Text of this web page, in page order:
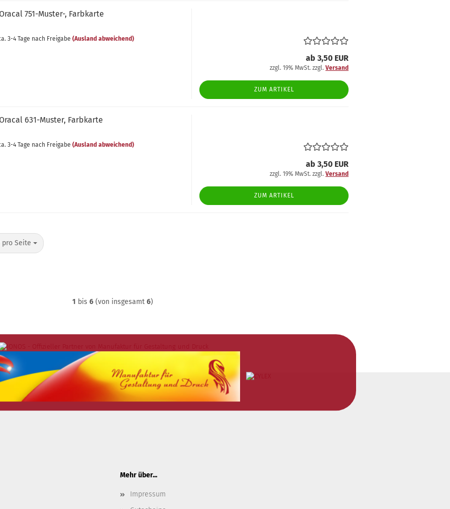
751-​Muster-​, Farb­kar­te
3-4 Tage nach Freigabe (Ausland abweichend)
ab 3,50 EUR
zzgl. 19% MwSt. zzgl. Versand
ZUM ARTIKEL
631-​Mus­ter, Farb­kar­te
3-4 Tage nach Freigabe (Ausland abweichend)
ab 3,50 EUR
zzgl. 19% MwSt. zzgl. Versand
ZUM ARTIKEL
pro Seite
Seite
1 bis 6(von insgesamt 6)
Mehr über...
Impressum